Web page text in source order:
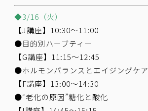
◆3/16（火）
【J講座】10:30～11:00
●目的別ハーブティー
【G講座】11:15～12:45
●ホルモンバランスとエイジングケア
【F講座】13:00～14:30
●“老化の原因”糖化と酸化